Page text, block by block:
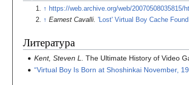
https://web.archive.org/web/20070508035815/
Earnest Cavalli. 'Lost' Virtual Boy Cache
Литература
Kent, Steven L. The Ultimate History of Video
“Virtual Boy Is Born at Shoshinkai November,